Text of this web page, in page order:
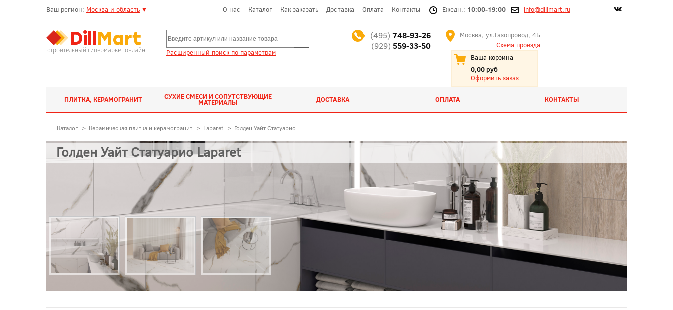
Ваш регион: Москва и область ▼ О нас Каталог Как заказать Доставка Оплата Контакты Ежедн.: 10:00-19:00 info@dillmart.ru
строительный гипермаркет онлайн Расширенный поиск по параметрам
(495) 748-93-26
(929) 559-33-50
Москва, ул.Газопровод, 4Б
Схема проезда
Ваша корзина
0,00 руб
Оформить заказ
ПЛИТКА, КЕРАМОГРАНИТ СУХИЕ СМЕСИ И СОПУТСТВУЮЩИЕ
МАТЕРИАЛЫ ДОСТАВКА ОПЛАТА КОНТАКТЫ
Каталог > Керамическая плитка и керамогранит > Laparet > Голден Уайт Статуарио
Голден Уайт Статуарио Laparet